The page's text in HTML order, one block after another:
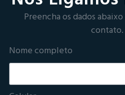
Preencha os dados
contato.
Nome completo